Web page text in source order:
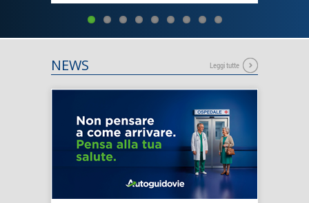
NEWS Leggi tutte